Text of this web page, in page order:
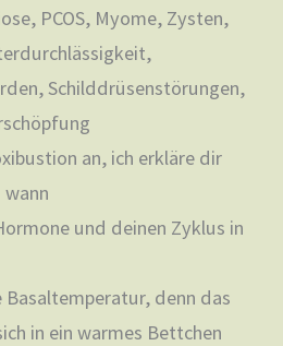
PCOS, Myome, Zysten,
Schilddrüsenstörungen,
an, ich erkläre dir
und deinen Zyklus in
Basaltemperatur, denn das
in ein warmes Bettchen